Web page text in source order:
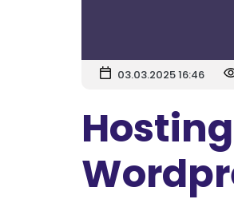
03.03.2025 16:46